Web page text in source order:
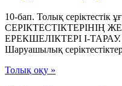
10-бап. Толық
СЕРIКТЕСТIКТЕРIНIҢ
ЕРЕКШЕЛIКТЕРI I-
Шаруашылық
Толық оқу »